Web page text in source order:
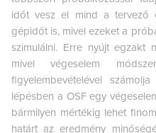
időt vesz el mind a tervező
gépidőt is, mivel ezeket a
szimulálni. Erre nyújt egzakt
mivel végeselem
figyelembevételével
lépésben a OSF egy
bármilyen mértékig lehet
határt az eredmény